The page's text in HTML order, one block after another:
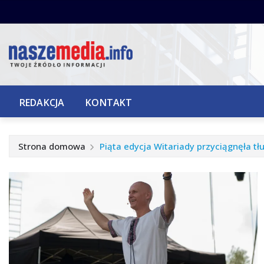
do
REDAKCJA KONTAKT
Strona domowa Piąta edycja Witariady przyciągnęła